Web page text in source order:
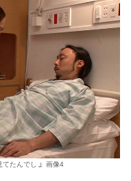
てたんでしょ 画像4